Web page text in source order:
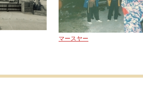
マースヤー